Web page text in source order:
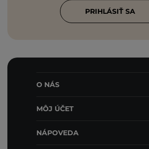
PRIHLÁSIŤ SA
O NÁS
MÔJ ÚČET
NÁPOVEDA